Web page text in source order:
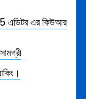
এডিটর এর কিউআর